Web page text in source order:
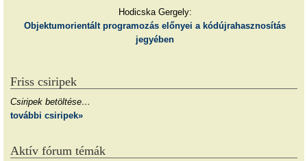
Hodicska Gergely:
Objektumorientált programozás előnyei a kódújrahasznosítás
jegyében
Friss csiripek
Csiripek betöltése…
további csiripek»
Aktív fórum témák